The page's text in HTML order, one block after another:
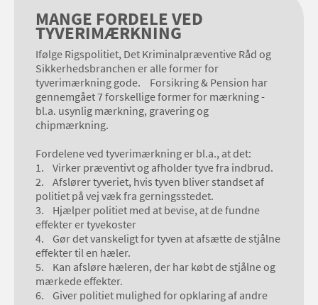
MANGE FORDELE VED
TYVERIMÆRKNING
Ifølge Rigspolitiet, Det Kriminalpræventive Råd og
Sikkerhedsbranchen er alle former for
tyverimærkning gode. Forsikring & Pension har
gennemgået 7 forskellige former for mærkning -
bl.a. usynlig mærkning, gravering og
chipmærkning.
Fordelene ved tyverimærkning er bl.a., at det:
1. Virker præventivt og afholder tyve fra indbrud.
2. Afslører tyveriet, hvis tyven bliver standset af
politiet på vej væk fra gerningsstedet.
3. Hjælper politiet med at bevise, at de fundne
effekter er tyvekoster
4. Gør det vanskeligt for tyven at afsætte de stjålne
effekter til en hæler.
5. Kan afsløre hæleren, der har købt de stjålne og
mærkede effekter.
6. Giver politiet mulighed for opklaring af andre